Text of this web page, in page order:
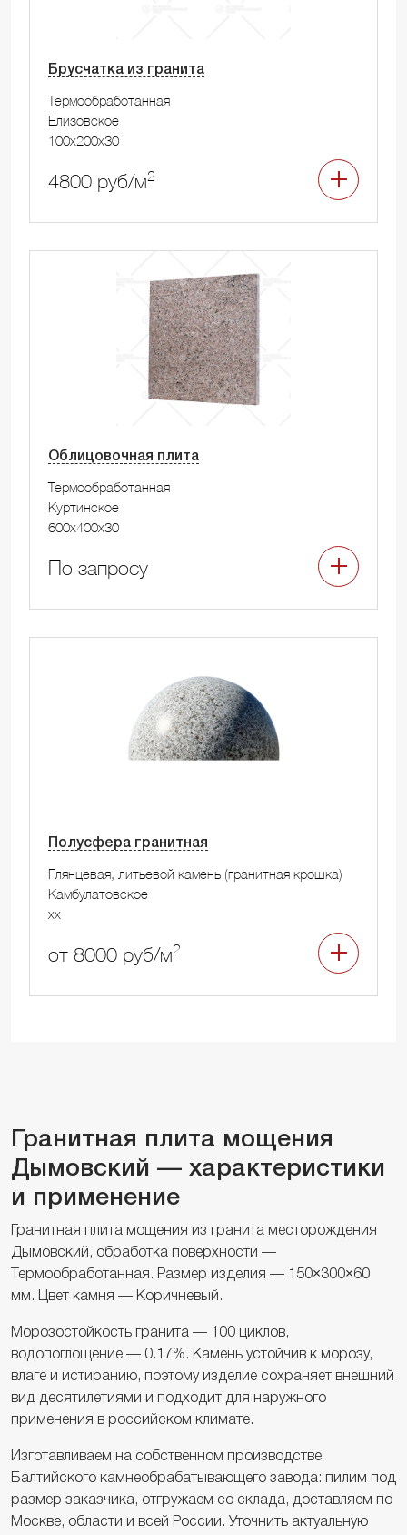
Брусчатка из гранита
Термообработанная
Елизовское
100x200x30
4800 руб/м2
Облицовочная плита
Термообработанная
Куртинское
600x400x30
По запросу
Полусфера гранитная
Глянцевая, литьевой камень (гранитная крошка)
Камбулатовское
xx
от 8000 руб/м2
Гранитная плита мощения
Дымовский — характеристики
и применение
Гранитная плита мощения из гранита месторождения
Дымовский, обработка поверхности —
Термообработанная. Размер изделия — 150×300×60
мм. Цвет камня — Коричневый.
Морозостойкость гранита — 100 циклов,
водопоглощение — 0.17%. Камень устойчив к морозу,
влаге и истиранию, поэтому изделие сохраняет внешний
вид десятилетиями и подходит для наружного
применения в российском климате.
Изготавливаем на собственном производстве
Балтийского камнеобрабатывающего завода: пилим под
размер заказчика, отгружаем со склада, доставляем по
Москве, области и всей России. Уточнить актуальную